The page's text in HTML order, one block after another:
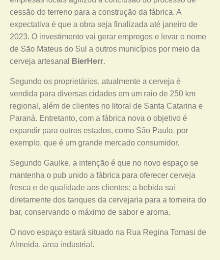
cessão do terreno para a construção da fábrica. A
expectativa é que a obra seja finalizada até janeiro de
2023. O investimento vai gerar empregos e levar o nome
de São Mateus do Sul a outros municípios por meio da
cerveja artesanal
BierHerr.
Segundo os proprietários, atualmente a cerveja é
vendida para diversas cidades em um raio de 250 km
regional, além de clientes no litoral de Santa Catarina e
Paraná. Entretanto, com a fábrica nova o objetivo é
expandir para outros estados, como São Paulo, por
exemplo, que é um grande mercado consumidor.
Segundo Gaulke, a intenção é que no novo espaço se
mantenha o pub unido a fábrica para oferecer cerveja
fresca e de qualidade aos clientes; a bebida sai
diretamente dos tanques da cervejaria para a torneira do
bar, conservando o máximo de sabor e aroma.
O novo espaço estará situado na Rua Regina Tomasi de
Almeida, área industrial.